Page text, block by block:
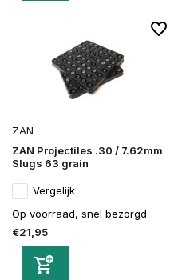
ZAN
ZAN Projectiles .30 / 7.62mm
Slugs 63 grain
Vergelijk
Op voorraad, snel bezorgd
€21,95